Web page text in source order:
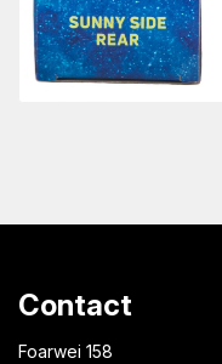
Contact
Foarwei 158